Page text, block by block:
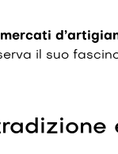
mercati
il suo